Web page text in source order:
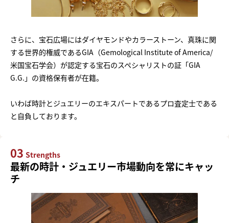
さらに、宝石広場にはダイヤモンドやカラーストーン、真珠に関
する世界的権威であるGIA（Gemological Institute of America/
米国宝石学会）が認定する宝石のスペシャリストの証「GIA
G.G.」の資格保有者が在籍。
いわば時計とジュエリーのエキスパートであるプロ査定士である
と自負しております。
03 Strengths
最新の時計・ジュエリー市場動向を常にキャッ
チ